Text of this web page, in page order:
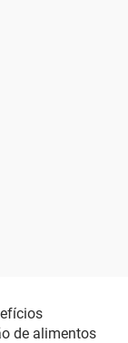
de alimentos